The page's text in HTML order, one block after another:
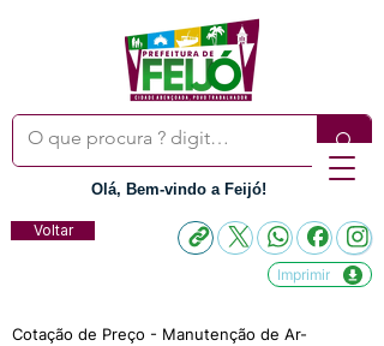
Olá, Bem-vindo a Feijó!
Voltar
Imprimir
Cotação de Preço - Manutenção de Ar-